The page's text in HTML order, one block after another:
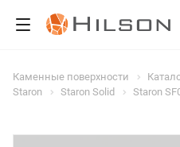
Каменные поверхности
Staron
Staron Solid Staron